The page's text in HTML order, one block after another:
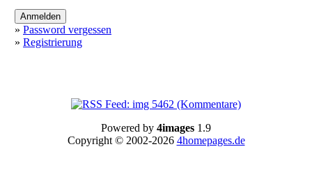
» Password vergessen
» Registrierung
Powered by 4images 1.9
Copyright © 2002-2026 4homepages.de